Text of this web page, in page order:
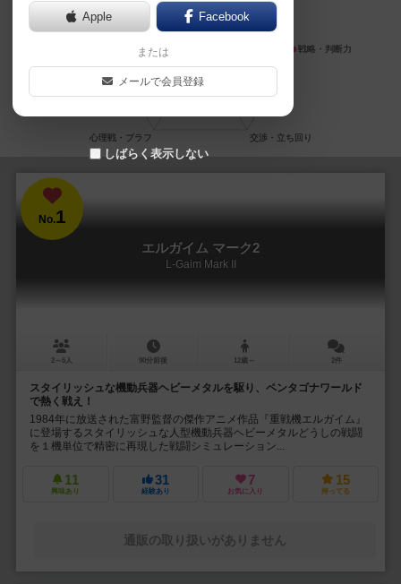
No.1
エルガイム マーク2
L-Gaim Mark II
2～6人 90分前後 12歳～ 2件
スタイリッシュな機動兵器ヘビーメタルを駆り、ペンタゴナワールド
で熱く戦え！
1984年に放送された富野監督の傑作アニメ作品『重戦機エルガイム』
に登場するスタイリッシュな人型機動兵器ヘビーメタルどうしの戦闘
を１機単位で精密に再現した戦闘シミュレーション...
11
興味あり
31
経験あり
7
お気に入り
15
持ってる
通販の取り扱いがありません
Apple Facebook
または
メールで会員登録
しばらく表示しない